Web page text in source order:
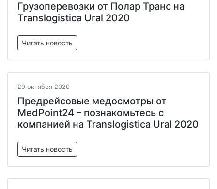
Грузоперевозки от Полар Транс на
Translogistica Ural 2020
Читать новость
29 октября 2020
Предрейсовые медосмотры от
MedPoint24 – познакомьтесь с
компанией на Translogistica Ural 2020
Читать новость